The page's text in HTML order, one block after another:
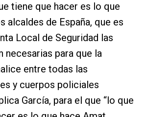
tiene que hacer es lo que
alcaldes de España, que es
Local de Seguridad las
necesarias para que la
entre todas las
y cuerpos policiales
García, para el que “lo que